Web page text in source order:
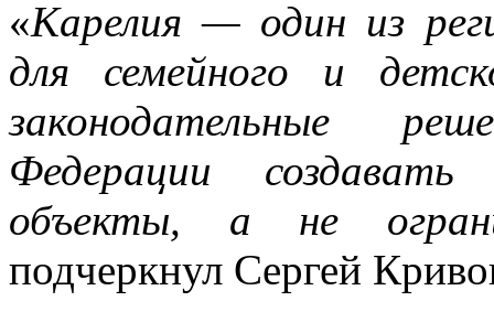
«Карелия — один из
для семейного и
законодательные
Федерации
объекты, а не
подчеркнул Сергей